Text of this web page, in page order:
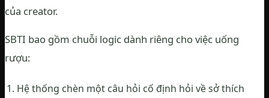
của creator.
SBTI bao gồm chuỗi logic dành riêng cho việc uống
rượu:
Hệ thống chèn một câu hỏi cố định hỏi về sở thích